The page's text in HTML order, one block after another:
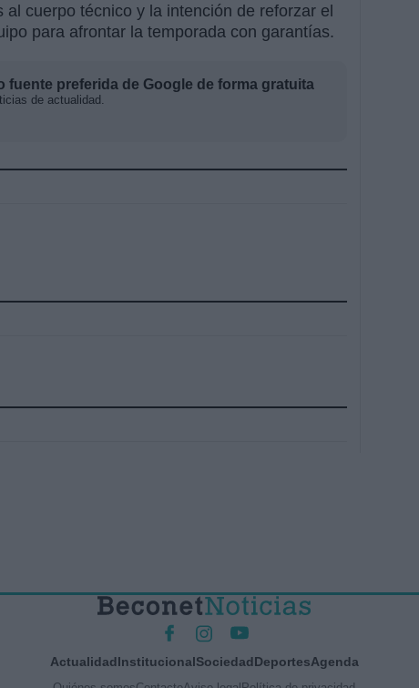
cuerpo técnico y la intención de reforzar el
para afrontar la temporada con garantías.
fuente preferida de Google de forma gratuita
de actualidad.
ActualidadInstitucionalSociedadDeportesAgenda